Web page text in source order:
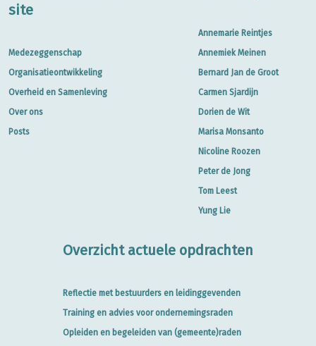
site
Medezeggenschap
Organisatieontwikkeling
Overheid en Samenleving
Over ons
Posts
Annemarie Reintjes
Annemiek Meinen
Bernard Jan de Groot
Carmen Sjardijn
Dorien de Wit
Marisa Monsanto
Nicoline Roozen
Peter de Jong
Tom Leest
Yung Lie
Overzicht actuele opdrachten
Reflectie met bestuurders en leidinggevenden
Training en advies voor ondernemingsraden
Opleiden en begeleiden van (gemeente)raden